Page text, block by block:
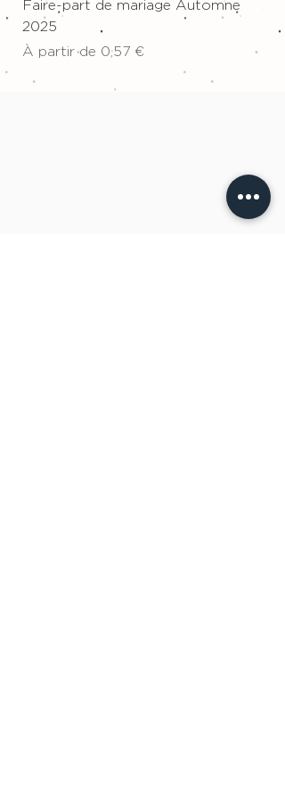
Faire-part de mariage Automne
2025
À partir de 0,57 €
Prix promotionnel
Prix